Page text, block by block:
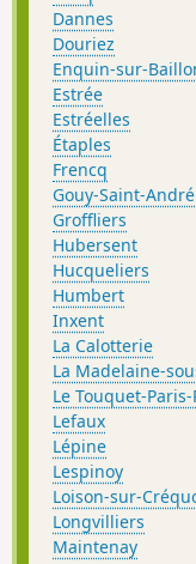
Dannes
Douriez
Enquin-sur-
Estrée
Estréelles
Étaples
Frencq
Gouy-Saint-André
Groffliers
Hubersent
Hucqueliers
Humbert
Inxent
La Calotterie
La Madelaine-
Le Touquet-
Lefaux
Lépine
Lespinoy
Loison-sur-
Longvilliers
Maintenay